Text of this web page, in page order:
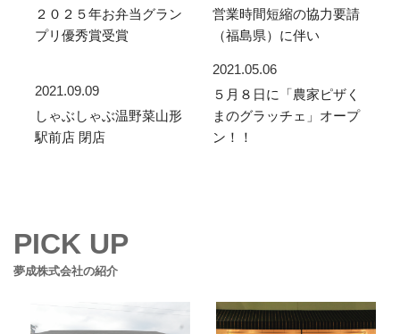
２０２５年お弁当グラン
プリ優秀賞受賞
営業時間短縮の協力要請
（福島県）に伴い
2021.09.09
しゃぶしゃぶ温野菜山形
駅前店 閉店
2021.05.06
５月８日に「農家ピザく
まのグラッチェ」オープ
ン！！
PICK UP
夢成株式会社の紹介